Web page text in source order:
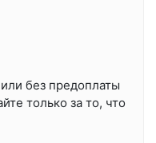
без предоплаты
только за то, что